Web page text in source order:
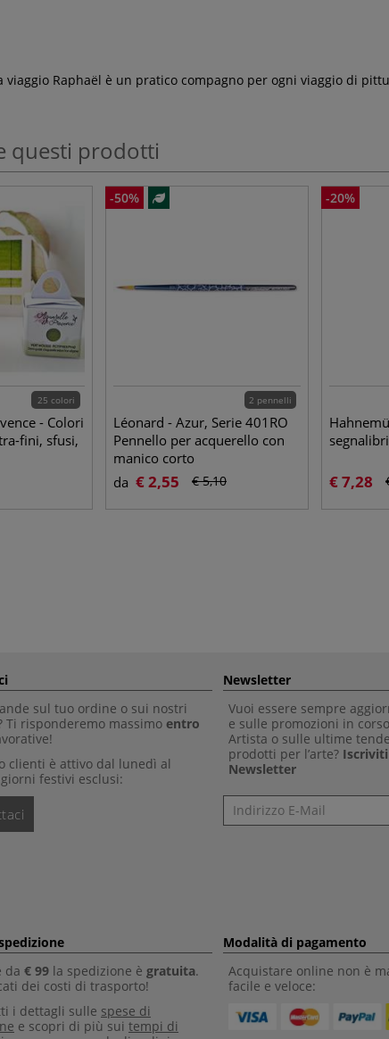
Raphaël è un pratico compagno per ogni viaggio di
questi prodotti
25 colori
- Colori
fini, sfusi,
-50%
2 pennelli
Léonard - Azur, Serie 401RO
Pennello per acquerello con
manico corto
da € 2,55 € 5,10
-20%
segnalibri
€ 7,28
sul tuo ordine o sui nostri
Ti risponderemo massimo entro
clienti è attivo dal lunedì al
festivi esclusi:
Newsletter
Vuoi essere sempre
e sulle promozioni in
Artista o sulle ultime
prodotti per l’arte?
Newsletter
Newsletter
da € 99 la spedizione è gratuita.
dei costi di trasporto!
i dettagli sulle spese di
e scopri di più sui tempi di
Modalità di pagamento
Acquistare online non è
facile e veloce: